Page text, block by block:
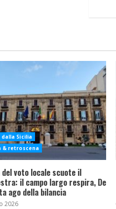
Sicilia
& retroscena
del voto locale scuote il
il campo largo respira, De
ago della bilancia
2026